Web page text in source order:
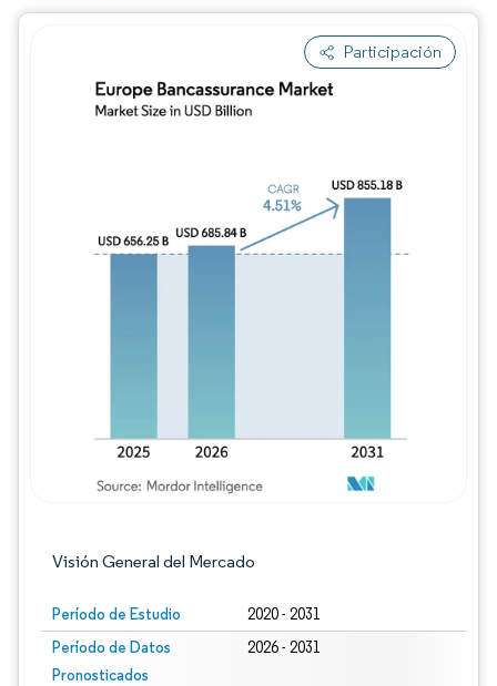
Participación
Visión General del Mercado
Período de Estudio 2020 - 2031
Período de Datos
Pronosticados
2026 - 2031